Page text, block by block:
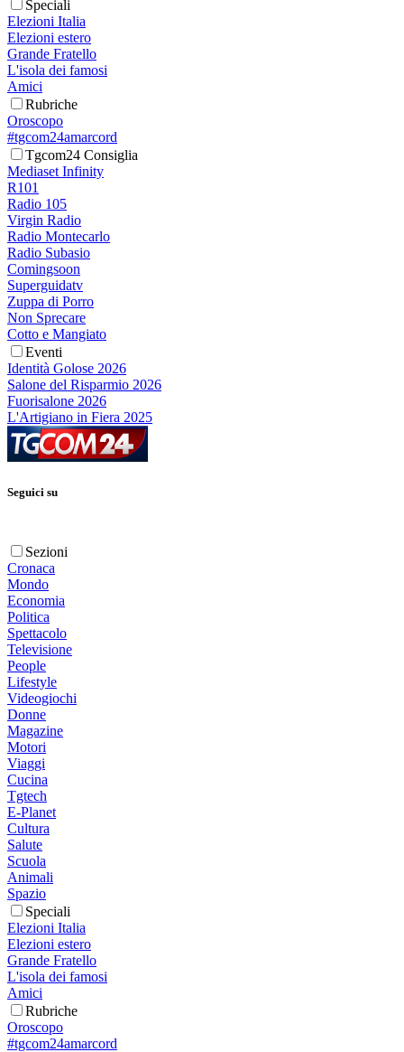
Speciali
Elezioni Italia
Elezioni estero
Grande Fratello
L'isola dei famosi
Amici
Rubriche
Oroscopo
#tgcom24amarcord
Tgcom24 Consiglia
Mediaset Infinity
R101
Radio 105
Virgin Radio
Radio Montecarlo
Radio Subasio
Comingsoon
Superguidatv
Zuppa di Porro
Non Sprecare
Cotto e Mangiato
Eventi
Identità Golose 2026
Salone del Risparmio 2026
Fuorisalone 2026
L'Artigiano in Fiera 2025
Seguici su
Sezioni
Cronaca
Mondo
Economia
Politica
Spettacolo
Televisione
People
Lifestyle
Videogiochi
Donne
Magazine
Motori
Viaggi
Cucina
Tgtech
E-Planet
Cultura
Salute
Scuola
Animali
Spazio
Speciali
Elezioni Italia
Elezioni estero
Grande Fratello
L'isola dei famosi
Amici
Rubriche
Oroscopo
#tgcom24amarcord